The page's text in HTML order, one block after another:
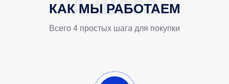
КАК МЫ РАБОТАЕМ
Всего 4 простых шага для покупки